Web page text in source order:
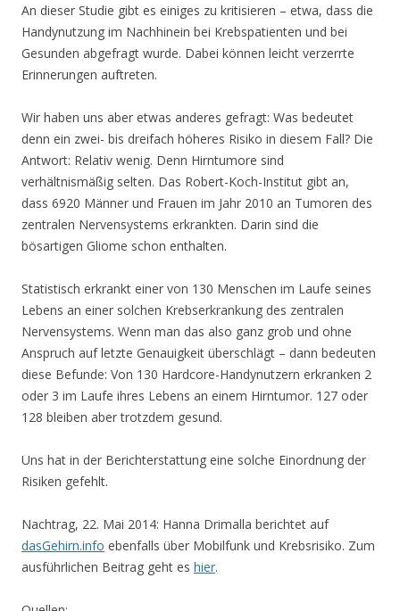
An dieser Studie gibt es einiges zu kritisieren – etwa, dass die
Handynutzung im Nachhinein bei Krebspatienten und bei
Gesunden abgefragt wurde. Dabei können leicht verzerrte
Erinnerungen auftreten.
Wir haben uns aber etwas anderes gefragt: Was bedeutet
denn ein zwei- bis dreifach höheres Risiko in diesem Fall? Die
Antwort: Relativ wenig. Denn Hirntumore sind
verhältnismäßig selten. Das Robert-Koch-Institut gibt an,
dass 6920 Männer und Frauen im Jahr 2010 an Tumoren des
zentralen Nervensystems erkrankten. Darin sind die
bösartigen Gliome schon enthalten.
Statistisch erkrankt einer von 130 Menschen im Laufe seines
Lebens an einer solchen Krebserkrankung des zentralen
Nervensystems. Wenn man das also ganz grob und ohne
Anspruch auf letzte Genauigkeit überschlägt – dann bedeuten
diese Befunde: Von 130 Hardcore-Handynutzern erkranken 2
oder 3 im Laufe ihres Lebens an einem Hirntumor. 127 oder
128 bleiben aber trotzdem gesund.
Uns hat in der Berichterstattung eine solche Einordnung der
Risiken gefehlt.
Nachtrag, 22. Mai 2014: Hanna Drimalla berichtet auf
dasGehirn.info ebenfalls über Mobilfunk und Krebsrisiko. Zum
ausführlichen Beitrag geht es hier.